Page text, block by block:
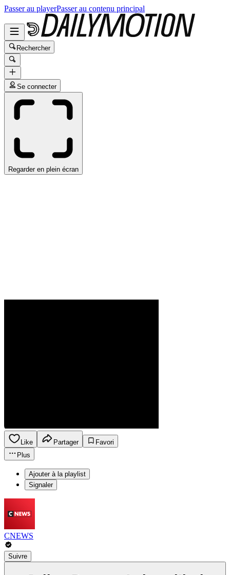
Passer au playerPasser au contenu principal
Rechercher
Se connecter
Regarder en plein écran
Like Partager
Favori
Plus
Ajouter à la playlist
Signaler
CNEWS
Suivre